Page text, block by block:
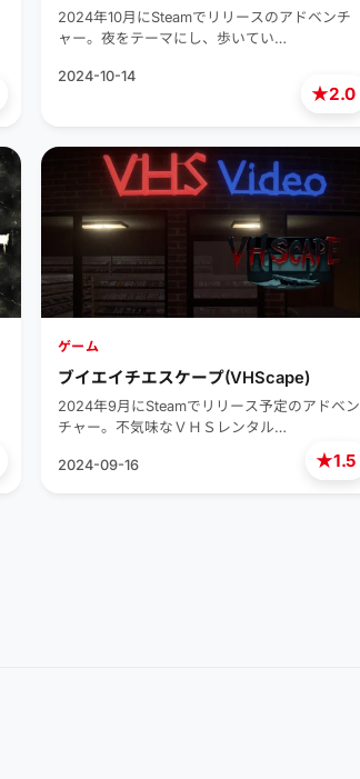
★2.0
2024年10月にSteamでリリースのアドベンチ
ャー。夜をテーマにし、歩いてい…
2024-10-14
★1.5
ゲーム
ブイエイチエスケープ(VHScape)
2024年9月にSteamでリリース予定のアドベン
チャー。不気味なＶＨＳレンタル…
2024-09-16